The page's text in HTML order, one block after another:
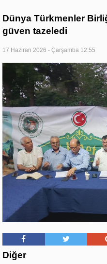
Dünya Türkmenler
güven tazeledi
17 Haziran 2026 - Çarşamba 12:55
Diğer